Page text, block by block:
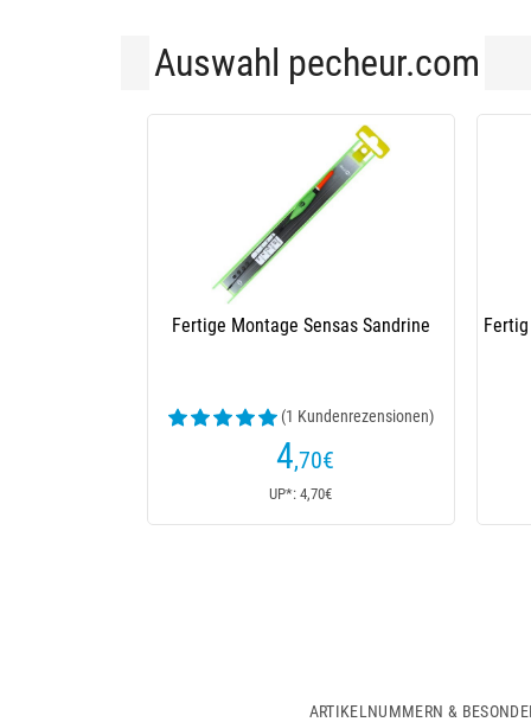
Auswahl pecheur.com
Fertige Montage Sensas Sandrine
(1 Kundenrezensionen)
4,70€
UP*: 4,70€
ARTIKELNUMMERN &